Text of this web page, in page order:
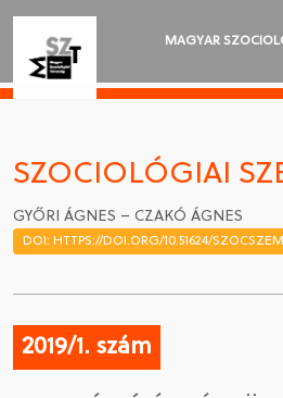
MAGYAR
AKTUALITÁSOK
VÁNDORGYŰLÉSEK
SZAKOSZTÁLYOK
DÍJAK
SZOCIOLÓGIAI
GYŐRI ÁGNES – CZAKÓ ÁGNES
DOI: HTTPS://DOI.ORG/10.51624/
2019/1. szám